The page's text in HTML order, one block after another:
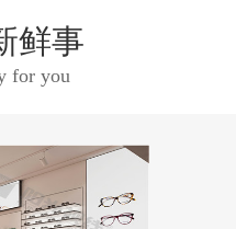
鲜事
for you